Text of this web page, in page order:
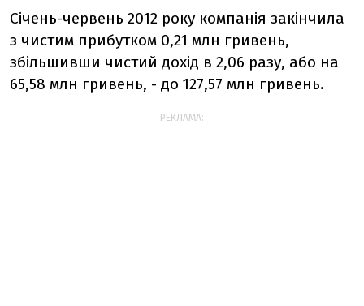
Січень-червень 2012 року компанія закінчила
з чистим прибутком 0,21 млн гривень,
збільшивши чистий дохід в 2,06 разу, або на
65,58 млн гривень, - до 127,57 млн гривень.
РЕКЛАМА: